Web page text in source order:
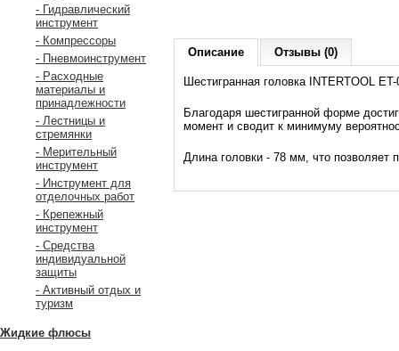
- Гидравлический
инструмент
- Компрессоры
- Пневмоинструмент
- Расходные
материалы и
принадлежности
- Лестницы и
стремянки
- Мерительный
инструмент
- Инструмент для
отделочных работ
- Крепежный
инструмент
- Средства
индивидуальной
защиты
- Активный отдых и
туризм
Жидкие флюсы
Описание Отзывы (0)
Шестигранная головка INTERTOOL
Благодаря шестигранной форме
момент и сводит к минимуму
Длина головки - 78 мм, что